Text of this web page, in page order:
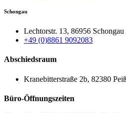
Schongau
Lechtorstr. 13, 86956 Schongau
+49 (0)8861 9092083
Abschiedsraum
Kranebitterstraße 2b, 82380
Büro-Öffnungszeiten